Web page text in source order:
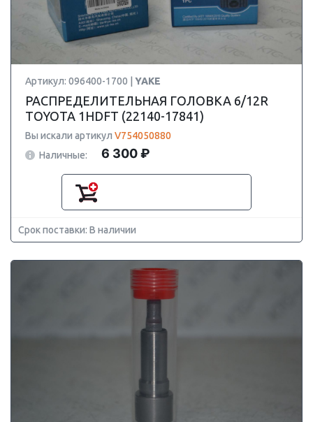
Артикул: 096400-1700 | YAKE
РАСПРЕДЕЛИТЕЛЬНАЯ ГОЛОВКА 6/12R
TOYOTA 1HDFT (22140-17841)
Вы искали артикул V754050880
Наличные:
6 300 ₽
Срок поставки: В наличии